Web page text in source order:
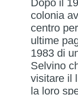
Dopo il
colonia
centro
ultime
1983 di
Selvino
visitare il
la loro